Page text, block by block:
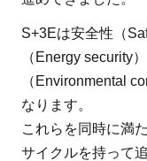
の
目
標
と
進
捗
評
S+3Eは安全性（
（Energy security
（Environmental
なります。
これらを同時に満
サイクルを持って